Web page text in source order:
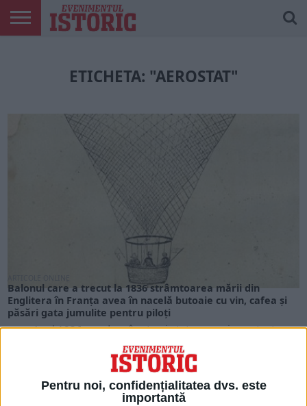
Pentru noi, confidențialitatea dvs. este
importantă
TIPĂRITEETICHETA: "AEROSTAT"
Balonul care a trecut la 1836 strâmtoarea mării din
Englitera în Franţa avea în nacelă butoaie cu vin, cafea și
păsări gata jumulite pentru piloți
Anul 1836 va aduce în atenţia tuturor un important